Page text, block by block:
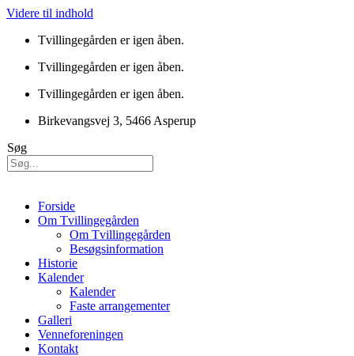
Videre til indhold
Tvillingegården er igen åben.
Tvillingegården er igen åben.
Tvillingegården er igen åben.
Birkevangsvej 3, 5466 Asperup
Søg
Forside
Om Tvillingegården
Om Tvillingegården
Besøgsinformation
Historie
Kalender
Kalender
Faste arrangementer
Galleri
Venneforeningen
Kontakt